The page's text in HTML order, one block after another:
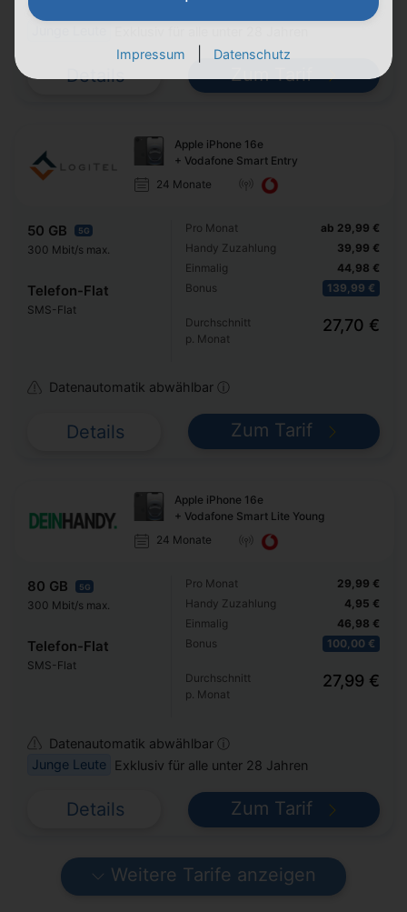
Details Zum Tarif
Apple iPhone 16e
+ Vodafone Smart Entry
24 Monate
50 GB 5G
300 Mbit/s max.
Telefon-Flat
SMS-Flat
Pro Monat
Handy Zuzahlung
Einmalig
Bonus
ab 29,99 €
39,99 €
44,98 €
139,99 €
Durchschnitt
p. Monat
27,70 €
Datenautomatik abwählbar ⓘ
Details Zum Tarif
Apple iPhone 16e
+ Vodafone Smart Lite Young
24 Monate
80 GB 5G
300 Mbit/s max.
Telefon-Flat
SMS-Flat
Pro Monat
Handy Zuzahlung
Einmalig
Bonus
29,99 €
4,95 €
46,98 €
100,00 €
Durchschnitt
p. Monat
27,99 €
Datenautomatik abwählbar ⓘ
Junge Leute
Exklusiv für alle unter 28 Jahren
Details Zum Tarif
Weitere Tarife anzeigen
Impressum Datenschutz